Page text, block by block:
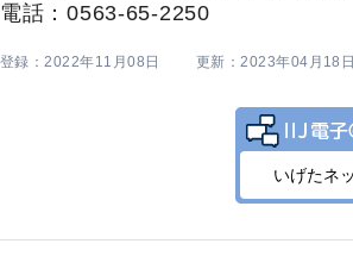
電話：0563-65-2250
登録：2022年11月08日 更新：2023年04月18日
いげたネ